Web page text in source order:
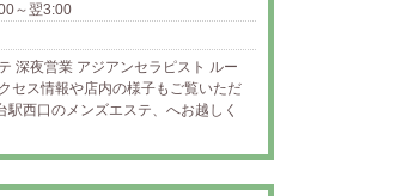
～翌3:00
深夜営業 アジアンセラピスト ルー
セス情報や店内の様子もご覧いただ
西口のメンズエステ、へお越しく